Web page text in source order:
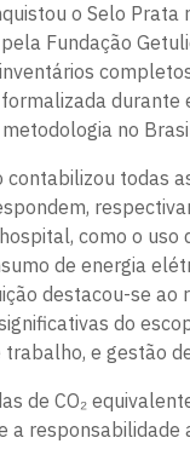
o Selo
Fundação
durante
no
contabilizou todas
como o uso
de energia
destacou-se ao
do
e gestão
de CO₂
a responsabilidade